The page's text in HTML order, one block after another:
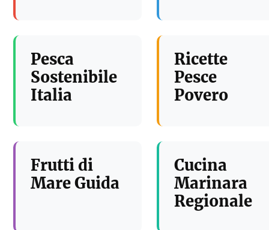
Pesca
Sostenibile
Italia
Ricette
Pesce
Povero
Frutti di
Mare Guida
Cucina
Marinara
Regionale